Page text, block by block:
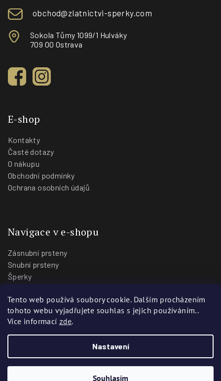
Tento web používá soubory cookie. Dalším procházením
tohoto webu vyjadřujete souhlas s jejich používáním..
Více informací zde.
Nastavení
Souhlasím
obchod@zlatnictvi-sperky.com
Sokola Tůmy 1099/1 Hulváky
709 00 Ostrava
E-shop
Kontakty
Časté dotazy
O nákupu
Obchodní podmínky
Ochrana osobních údajů
Navigace v e-shopu
Zásnubní prsteny
Snubní prsteny
Šperky
Blog
Prodejny
Zlatnictví Stoch. Všechna práva vyhrazena.
VytvořiliWebotvůrci.cz